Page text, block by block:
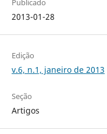
Publicado
2013-01-28
Edição
v.6, n.1, janeiro de 2013
Seção
Artigos